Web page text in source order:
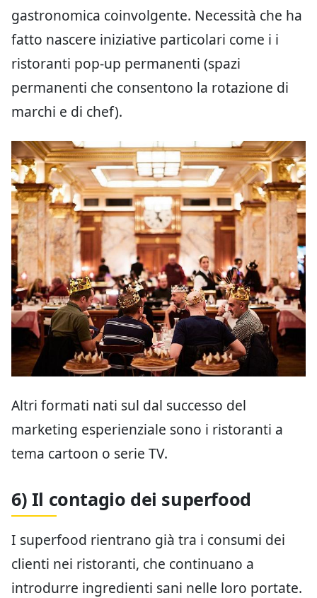
gastronomica coinvolgente. Necessità che ha
fatto nascere iniziative particolari come i i
ristoranti pop-up permanenti (spazi
permanenti che consentono la rotazione di
marchi e di chef).
Altri formati nati sul dal successo del
marketing esperienziale sono i ristoranti a
tema cartoon o serie TV.
6) Il contagio dei superfood
I superfood rientrano già tra i consumi dei
clienti nei ristoranti, che continuano a
introdurre ingredienti sani nelle loro portate.